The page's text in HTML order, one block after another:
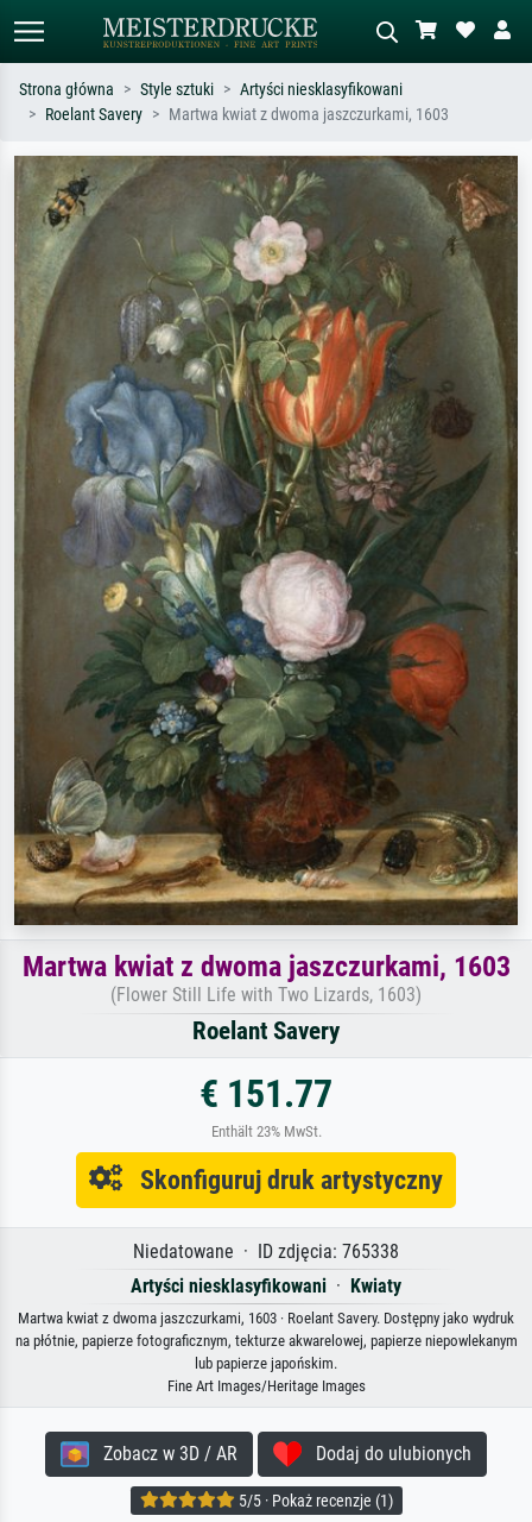
Szukaj wg artysty, tytułu lub stylu – np.
Monet, Gwiaździsta noc,
impresjonizm, fala Hokusaia, akt.
Opisz scenę – np. zielona łąka,
abstrakcja z czerwienią, ciemny olej,
stojący akt obok drzewa.
Strona główna Style sztuki
Artyści niesklasyfikowani
Roelant Savery
Martwa kwiat z dwoma jaszczurkami, 1603
Martwa kwiat z dwoma jaszczurkami, 1603
(Flower Still Life with Two Lizards, 1603)
Roelant Savery
€ 151.77
Enthält 23% MwSt.
Skonfiguruj druk artystyczny
Niedatowane · ID zdjęcia: 765338
Artyści niesklasyfikowani · Kwiaty
Martwa kwiat z dwoma jaszczurkami, 1603 · Roelant Savery. Dostępny jako wydruk
na płótnie, papierze fotograficznym, tekturze akwarelowej, papierze niepowlekanym
lub papierze japońskim.
Fine Art Images/Heritage Images
Zobacz w 3D / AR Dodaj do ulubionych
5/5 · Pokaż recenzje (1)